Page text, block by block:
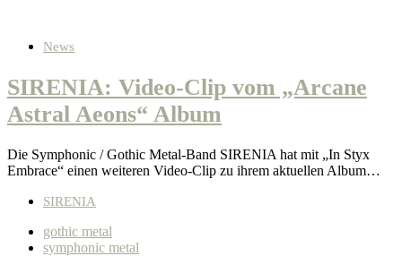
News
SIRENIA: Video-Clip vom „Arcane
Astral Aeons“ Album
Die Symphonic / Gothic Metal-Band SIRENIA hat mit „In Styx
Embrace“ einen weiteren Video-Clip zu ihrem aktuellen Album…
SIRENIA
gothic metal
symphonic metal